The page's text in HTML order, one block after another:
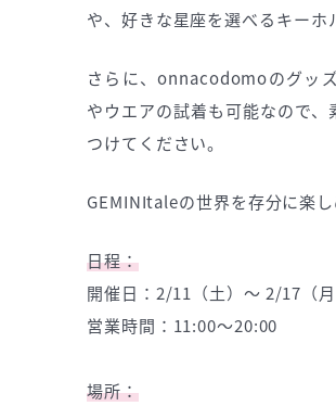
や、好きな星座を選べるキーホ
さらに、onnacodomoのグッ
やウエアの試着も可能なので
つけてください。
GEMINItaleの世界を存分に楽
日程：
開催日：2/11（土）～ 2/17（月
営業時間：11:00～20:00
場所：